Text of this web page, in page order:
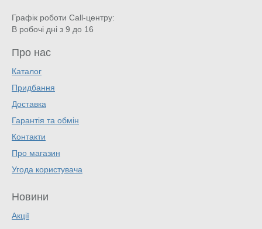
Графік роботи Call-центру:
В робочі дні з 9 до 16
Про нас
Каталог
Придбання
Доставка
Гарантія та обмін
Контакти
Про магазин
Угода користувача
Новини
Акції